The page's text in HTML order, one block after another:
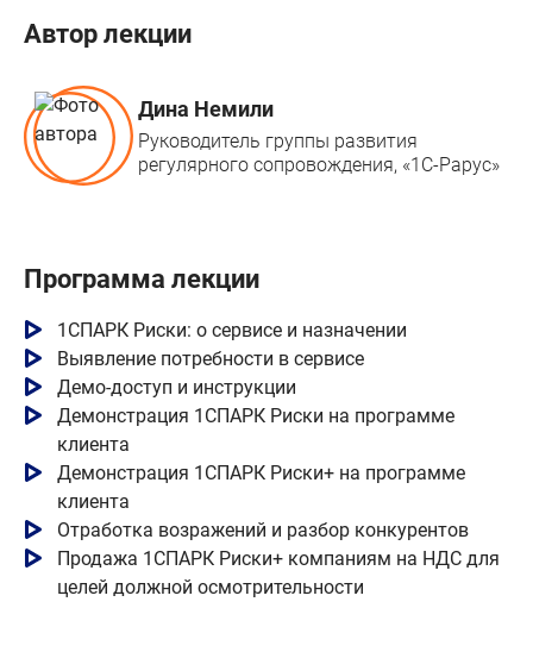
Автор лекции
Дина Немили
Руководитель группы развития
регулярного сопровождения, «1С‑Рарус»
Программа лекции
1СПАРК Риски: о сервисе и назначении
Выявление потребности в сервисе
Демо-доступ и инструкции
Демонстрация 1СПАРК Риски на программе
клиента
Демонстрация 1СПАРК Риски+ на программе
клиента
Отработка возражений и разбор конкурентов
Продажа 1СПАРК Риски+ компаниям на НДС для
целей должной осмотрительности